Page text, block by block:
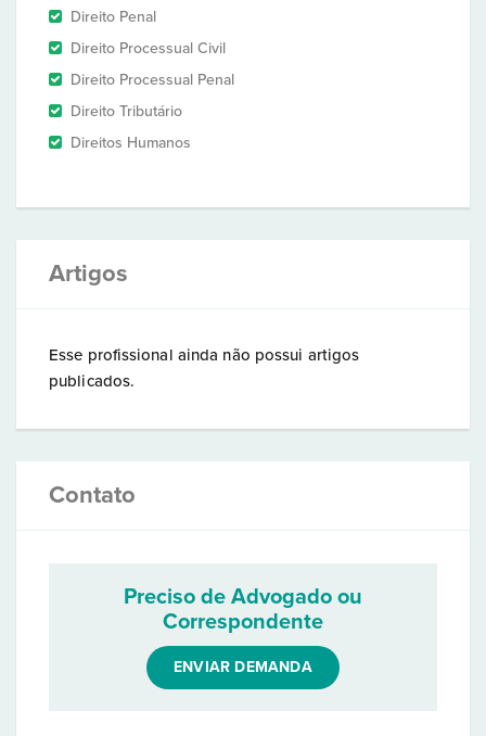
Direito Penal
Direito Processual Civil
Direito Processual Penal
Direito Tributário
Direitos Humanos
Artigos
Esse profissional ainda não possui artigos
publicados.
Contato
Preciso de Advogado ou
Correspondente
ENVIAR DEMANDA